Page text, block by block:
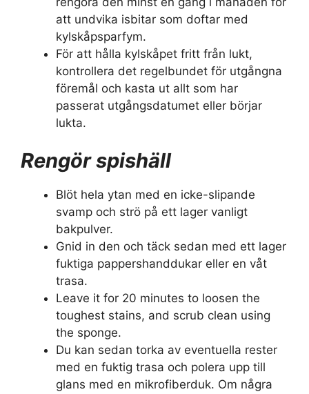
att undvika isbitar som doftar med
kylskåpsparfym.
För att hålla kylskåpet fritt från lukt,
kontrollera det regelbundet för utgångna
föremål och kasta ut allt som har
passerat utgångsdatumet eller börjar
lukta.
Rengör spishäll
Blöt hela ytan med en icke-slipande
svamp och strö på ett lager vanligt
bakpulver.
Gnid in den och täck sedan med ett lager
fuktiga pappershanddukar eller en våt
trasa.
Leave it for 20 minutes to loosen the
toughest stains, and scrub clean using
the sponge.
Du kan sedan torka av eventuella rester
med en fuktig trasa och polera upp till
glans med en mikrofiberduk. Om några